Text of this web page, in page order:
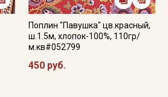
Поплин "Павушка" цв.красный,
ш.1.5м, хлопок-100%, 110гр/
м.кв#052799
450 руб.